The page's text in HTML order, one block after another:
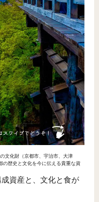
文化財（京都市、宇治市、大津
の歴史と文化を今に伝える貴重な資
資産と、文化と食が